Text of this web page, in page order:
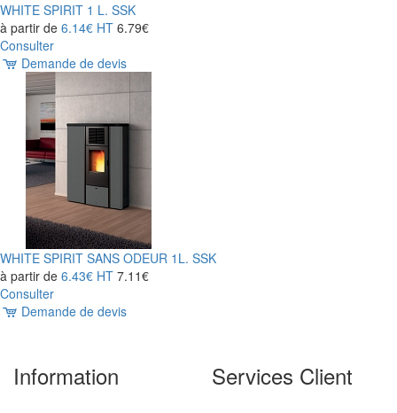
WHITE SPIRIT 1 L. SSK
à partir de 6.14€ HT 6.79€
Consulter
Demande de devis
WHITE SPIRIT SANS ODEUR 1L. SSK
à partir de 6.43€ HT 7.11€
Consulter
Demande de devis
Information Services Client